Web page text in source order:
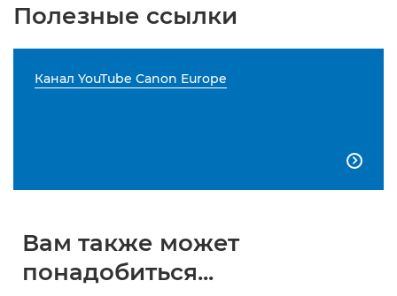
Полезные ссылки
Канал YouTube Canon Europe

Вам также может
понадобиться...